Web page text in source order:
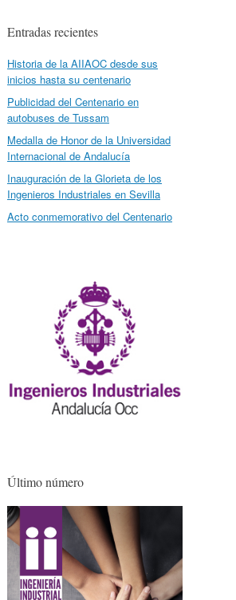
Entradas recientes
Historia de la AIIAOC desde sus
inicios hasta su centenario
Publicidad del Centenario en
autobuses de Tussam
Medalla de Honor de la Universidad
Internacional de Andalucía
Inauguración de la Glorieta de los
Ingenieros Industriales en Sevilla
Acto conmemorativo del Centenario
Último número